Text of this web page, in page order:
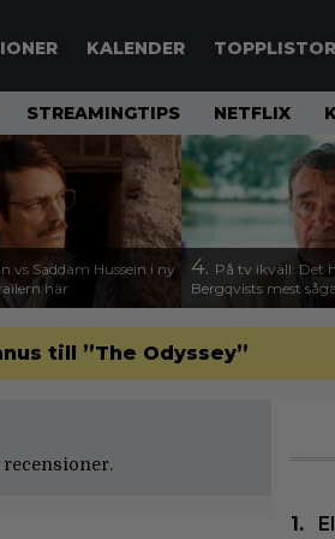
KALENDER TOPPLISTOR
STREAMINGTIPS NETFLIX
vs Saddam Hussein i ny
här
4. På tv ikväll: Det
Bergqvists mest
till ”The Odyssey”
recensioner.